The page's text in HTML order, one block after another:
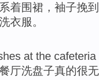
系着围裙 ， 袖子挽到
衣服。
at the cafeteria
厅洗盘子真的很